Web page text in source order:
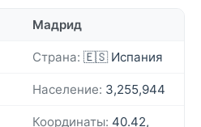
Мадрид
Страна: 🇪🇸 Испания
Население: 3,255,944
Координаты: 40.42,